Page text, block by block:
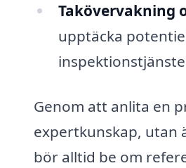
Takövervakning
upptäcka
Genom att anlita en
expertkunskap, utan
bör alltid be om